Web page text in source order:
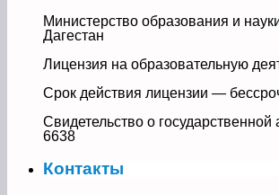
Министерство образования и
Дагестан
Лицензия на образовательную
Срок действия лицензии —
Свидетельство о
6638
Контакты